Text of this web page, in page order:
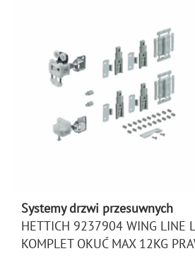
Systemy drzwi przesuwnych
HETTICH 9237904 WING LINE L
KOMPLET OKUĆ MAX 12KG